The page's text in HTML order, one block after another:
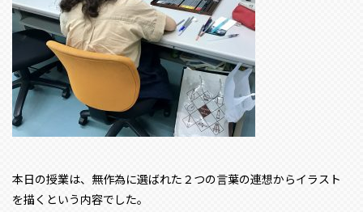
本日の授業は、無作為に選ばれた２つの言葉の連想からイラスト
を描くという内容でした。